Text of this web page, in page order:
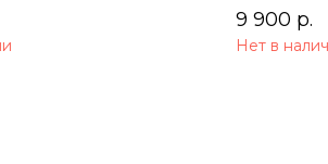
9 900 р.
Нет в